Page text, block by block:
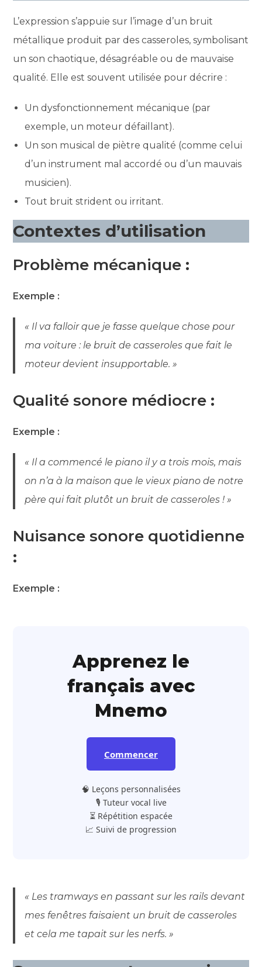
L’expression s’appuie sur l’image d’un bruit
métallique produit par des casseroles, symbolisant
un son chaotique, désagréable ou de mauvaise
qualité. Elle est souvent utilisée pour décrire :
Un dysfonctionnement mécanique (par
exemple, un moteur défaillant).
Un son musical de piètre qualité (comme celui
d’un instrument mal accordé ou d’un mauvais
musicien).
Tout bruit strident ou irritant.
Contextes d’utilisation
Problème mécanique :
Exemple :
« Il va falloir que je fasse quelque chose pour
ma voiture : le bruit de casseroles que fait le
moteur devient insupportable. »
Qualité sonore médiocre :
Exemple :
« Il a commencé le piano il y a trois mois, mais
on n’a à la maison que le vieux piano de notre
père qui fait plutôt un bruit de casseroles ! »
Nuisance sonore quotidienne
:
Exemple :
Apprenez le
français avec
Mnemo
Commencer
🧠 Leçons personnalisées
🎙️ Tuteur vocal live
⏳ Répétition espacée
📈 Suivi de progression
« Les tramways en passant sur les rails devant
mes fenêtres faisaient un bruit de casseroles
et cela me tapait sur les nerfs. »